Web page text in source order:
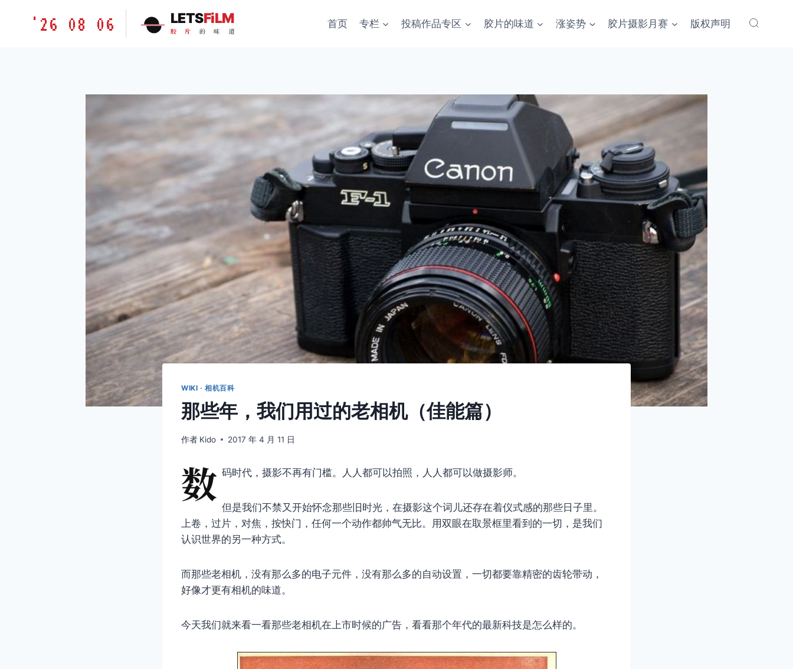
胶'26 08 06 LETSFiLM
胶 片 的 味 道
首页 专栏 投稿作品专区 胶片的味道 涨姿势 胶片摄影月赛 版权声明
WIKI · 相机百科
那些年，我们用过的老相机（佳能篇）
作者 Kido 2017 年 4 月 11 日
数 码时代，摄影不再有门槛。人人都可以拍照，人人都可以做摄影师。
但是我们不禁又开始怀念那些旧时光，在摄影这个词儿还存在着仪式感的那些日子里。
上卷，过片，对焦，按快门，任何一个动作都帅气无比。用双眼在取景框里看到的一切，是我们
认识世界的另一种方式。
而那些老相机，没有那么多的电子元件，没有那么多的自动设置，一切都要靠精密的齿轮带动，
好像才更有相机的味道。
今天我们就来看一看那些老相机在上市时候的广告，看看那个年代的最新科技是怎么样的。